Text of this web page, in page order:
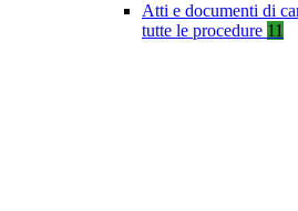
Atti e documenti di
tutte le procedure 11